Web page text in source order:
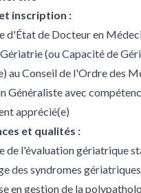
inscription :
d'État de Docteur en
Gériatrie (ou Capacité de
au Conseil de l'Ordre des
Généraliste avec
apprécié(e)
et qualités :
de l'évaluation gériatrique
des syndromes gériatriques
en gestion de la